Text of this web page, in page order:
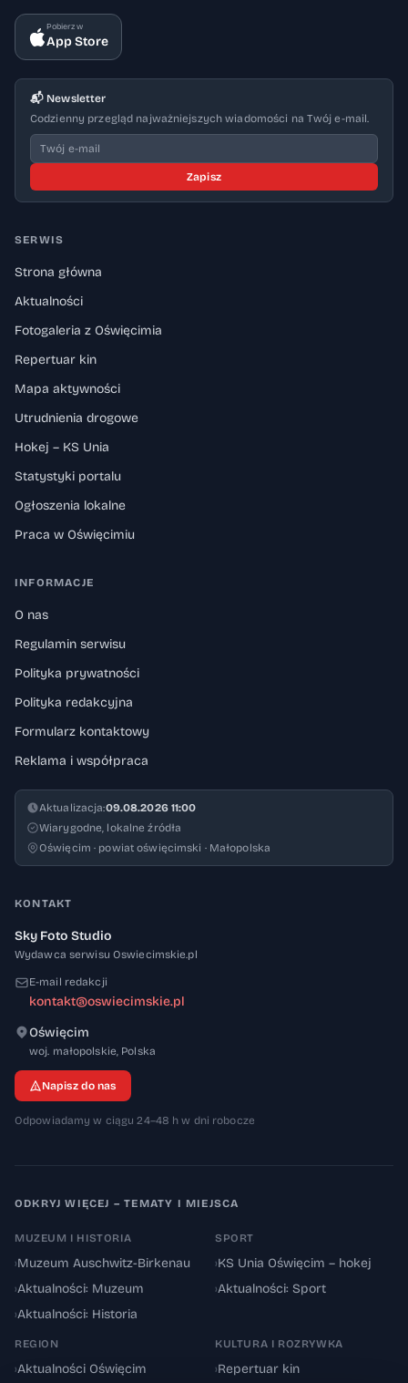
Pobierz w
App Store
📬 Newsletter
Codzienny przegląd najważniejszych wiadomości na Twój e-mail.
Zapisz
SERWIS
Strona główna
Aktualności
Fotogaleria z Oświęcimia
Repertuar kin
Mapa aktywności
Utrudnienia drogowe
Hokej – KS Unia
Statystyki portalu
Ogłoszenia lokalne
Praca w Oświęcimiu
INFORMACJE
O nas
Regulamin serwisu
Polityka prywatności
Polityka redakcyjna
Formularz kontaktowy
Reklama i współpraca
Aktualizacja:09.08.2026 11:00
Wiarygodne, lokalne źródła
Oświęcim · powiat oświęcimski · Małopolska
KONTAKT
Sky Foto Studio
Wydawca serwisu Oswiecimskie.pl
E-mail redakcji
kontakt@oswiecimskie.pl
Oświęcim
woj. małopolskie, 32-600
Polska
Napisz do nas
Odpowiadamy w ciągu 24–48 h w dni robocze
ODKRYJ WIĘCEJ – TEMATY I MIEJSCA
MUZEUM I HISTORIA
›Muzeum Auschwitz-Birkenau
›Aktualności: Muzeum
›Aktualności: Historia
SPORT
›KS Unia Oświęcim – hokej
›Aktualności: Sport
REGION
›Aktualności Oświęcim
KULTURA I ROZRYWKA
›Repertuar kin